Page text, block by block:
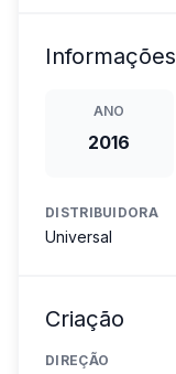
Informações
ANO
2016
DISTRIBUIDORA
Universal
Criação
DIREÇÃO